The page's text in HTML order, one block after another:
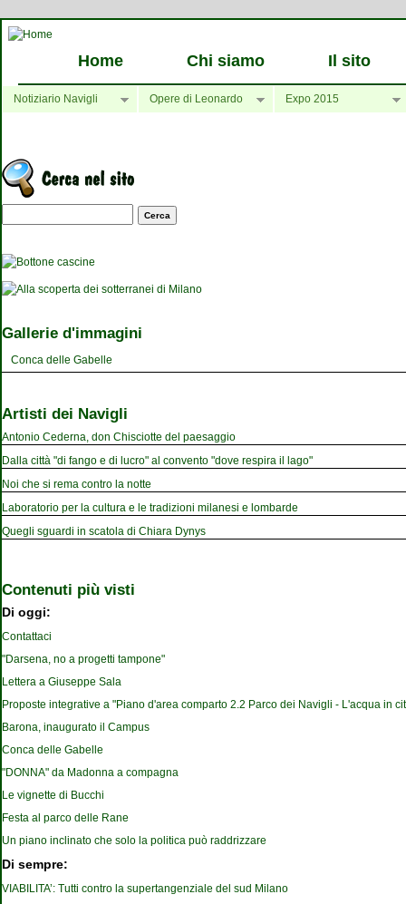
Home Chi siamo Il sito
Notiziario Navigli Opere di Leonardo Expo 2015
Maschera di ricerca
Gallerie d'immagini
Conca delle Gabelle
Artisti dei Navigli
Antonio Cederna, don Chisciotte del paesaggio
Dalla città "di fango e di lucro" al convento "dove respira il lago"
Noi che si rema contro la notte
Laboratorio per la cultura e le tradizioni milanesi e lombarde
Quegli sguardi in scatola di Chiara Dynys
Contenuti più visti
Di oggi:
Contattaci
"Darsena, no a progetti tampone"
Lettera a Giuseppe Sala
Proposte integrative a "Piano d'area comparto 2.2 Parco dei Navigli - L'acqua in
Barona, inaugurato il Campus
Conca delle Gabelle
"DONNA" da Madonna a compagna
Le vignette di Bucchi
Festa al parco delle Rane
Un piano inclinato che solo la politica può raddrizzare
Di sempre:
VIABILITA’: Tutti contro la supertangenziale del sud Milano